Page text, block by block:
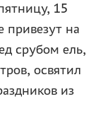
15
привезут на
срубом ель,
освятил
из